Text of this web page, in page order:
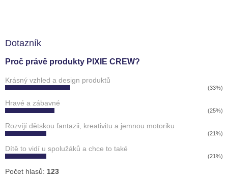
Dotazník
Proč právě produkty PIXIE CREW?
Krásný vzhled a design produktů
(33%)
Hravé a zábavné
(25%)
Rozvíjí dětskou fantazii, kreativitu a jemnou motoriku
(21%)
Dítě to vidí u spolužáků a chce to také
(21%)
Počet hlasů: 123